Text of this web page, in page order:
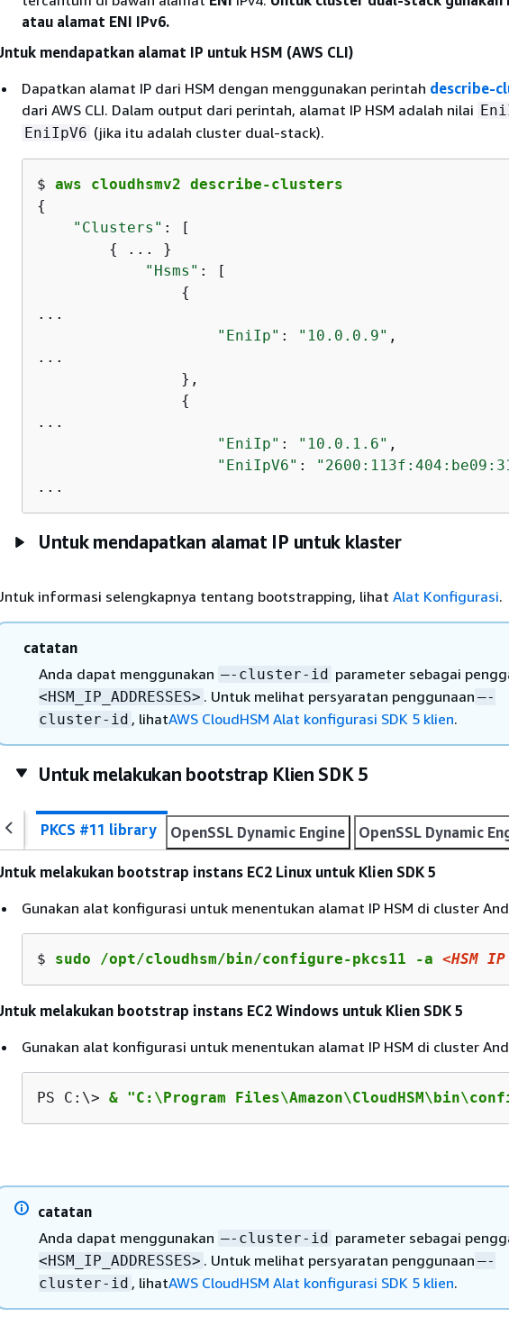
atau alamat ENI IPv6.
mendapatkan alamat IP untuk HSM (AWS CLI)
Dapatkan alamat IP dari HSM dengan menggunakan perintah describe-
dari AWS CLI. Dalam output dari perintah, alamat IP HSM adalah nilai
EniIpV6 (jika itu adalah cluster dual-stack).
$ aws cloudhsmv2 describe-clusters
{
"Clusters" : [
{
... }
"Hsms" : [
{
...
"EniIp" : "10.0.0.9" ,
...
                },
{
...
"EniIp" : "10.0.1.6" ,
"EniIpV6" :
...
Untuk mendapatkan alamat IP untuk klaster
informasi selengkapnya tentang bootstrapping, lihat Alat Konfigurasi.
catatan
Anda dapat menggunakan –-cluster-id parameter sebagai
<HSM_IP_ADDRESSES> . Untuk melihat persyaratan penggunaan –-
cluster-id , lihatAWS CloudHSM Alat konfigurasi SDK 5 klien.
Untuk melakukan bootstrap Klien SDK 5
PKCS #11 library OpenSSL Dynamic Engine OpenSSL Dynamic
melakukan bootstrap instans EC2 Linux untuk Klien SDK 5
Gunakan alat konfigurasi untuk menentukan alamat IP HSM di cluster
$ sudo /opt/cloudhsm/bin/configure-pkcs11 -a <HSM
melakukan bootstrap instans EC2 Windows untuk Klien SDK 5
Gunakan alat konfigurasi untuk menentukan alamat IP HSM di cluster
PS C:\> & "C:\Program
catatan
Anda dapat menggunakan –-cluster-id parameter sebagai
<HSM_IP_ADDRESSES> . Untuk melihat persyaratan penggunaan –-
cluster-id , lihatAWS CloudHSM Alat konfigurasi SDK 5 klien.